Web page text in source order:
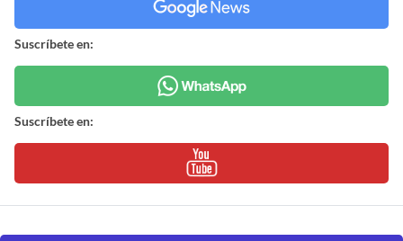
Suscríbete en:
Suscríbete en: